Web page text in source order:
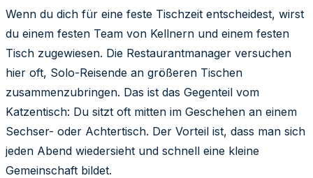
Wenn du dich für eine feste Tischzeit entscheidest, wirst
du einem festen Team von Kellnern und einem festen
Tisch zugewiesen. Die Restaurantmanager versuchen
hier oft, Solo-Reisende an größeren Tischen
zusammenzubringen. Das ist das Gegenteil vom
Katzentisch: Du sitzt oft mitten im Geschehen an einem
Sechser- oder Achtertisch. Der Vorteil ist, dass man sich
jeden Abend wiedersieht und schnell eine kleine
Gemeinschaft bildet.